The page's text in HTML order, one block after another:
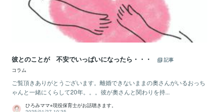
彼とのことが 不安でいっぱいになったら・・・
記事
コラム
ご覧頂きありがとうございます。離婚できないままの奧さんがいるおっち
ゃんと一緒にくらして20年。。。彼が奧さんと関わりを持...
ひろみママ⭐︎現役保育士がお話聴きます。